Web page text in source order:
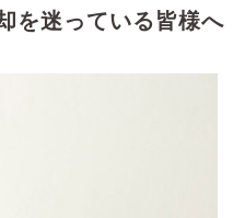
を迷っている皆様へ